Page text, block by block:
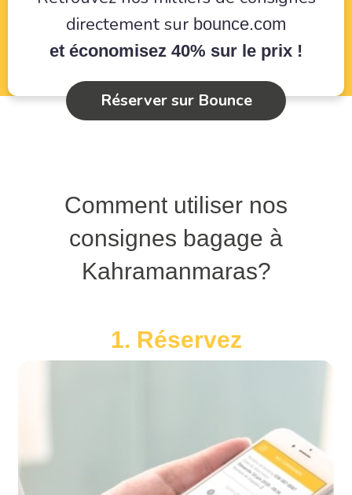
directement sur bounce.com
et économisez 40% sur le prix !
Réserver sur Bounce
Comment utiliser nos
consignes bagage à
Kahramanmaras?
1. Réservez